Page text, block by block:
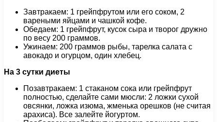
Завтракаем: 1 грейпфрутом или его соком, 2
вареными яйцами и чашкой кофе.
Обедаем: 1 грейпфрут, кусок сыра и творог дружно
по весу 200 граммов.
Ужинаем: 200 граммов рыбы, тарелка салата с
авокадо и огурцом, один хлебец.
На 3 сутки диеты
Позавтракаем: 1 стаканом сока или грейпфрут
полностью, сделайте сами мюсли: 2 ложки сухой
овсянки, ложка изюма, жменька орешков (не считая
арахиса). Все залейте йогуртом.